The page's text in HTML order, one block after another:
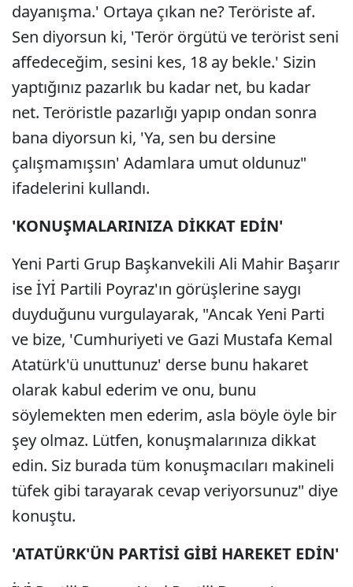
dayanışma.' Ortaya çıkan ne? Teröriste af.
Sen diyorsun ki, 'Terör örgütü ve terörist seni
affedeceğim, sesini kes, 18 ay bekle.' Sizin
yaptığınız pazarlık bu kadar net, bu kadar
net. Teröristle pazarlığı yapıp ondan sonra
bana diyorsun ki, 'Ya, sen bu dersine
çalışmamışsın' Adamlara umut oldunuz"
ifadelerini kullandı.
'KONUŞMALARINIZA DİKKAT EDİN'
Yeni Parti Grup Başkanvekili Ali Mahir Başarır
ise İYİ Partili Poyraz'ın görüşlerine saygı
duyduğunu vurgulayarak, "Ancak Yeni Parti
ve bize, 'Cumhuriyeti ve Gazi Mustafa Kemal
Atatürk'ü unuttunuz' derse bunu hakaret
olarak kabul ederim ve onu, bunu
söylemekten men ederim, asla böyle öyle bir
şey olmaz. Lütfen, konuşmalarınıza dikkat
edin. Siz burada tüm konuşmacıları makineli
tüfek gibi tarayarak cevap veriyorsunuz" diye
konuştu.
'ATATÜRK'ÜN PARTİSİ GİBİ HAREKET EDİN'